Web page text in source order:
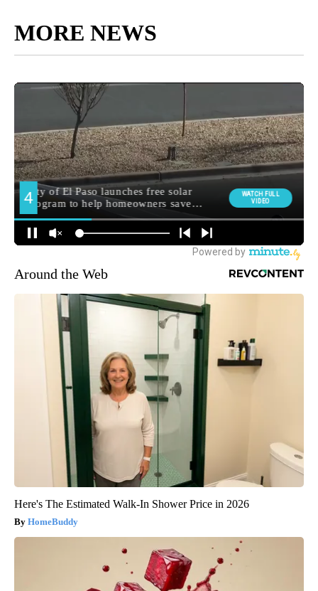
MORE NEWS
Around the Web
Here's The Estimated Walk-In Shower Price in 2026
HomeBuddy